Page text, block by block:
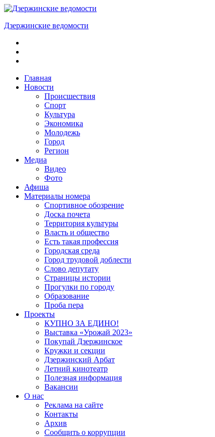
Skip
content
Дзержинские ведомости
ОБЩЕСТВЕННО-
ПОЛИТИЧЕСКАЯ
ГАЗЕТАГлавная
Новости
Происшествия
Спорт
Культура
Экономика
Молодежь
Город
Регион
Медиа
Видео
Фото
Афиша
Материалы номера
Спортивное обозрение
Доска почета
Территория культуры
Власть и общество
Есть такая профессия
Городская среда
Город трудовой доблести
Слово депутату
Страницы истории
Прогулки по городу
Образование
Проба пера
Проекты
КУПНО ЗА ЕДИНО!
Выставка «Урожай 2023»
Покупай Дзержинское
Кружки и секции
Дзержинский Арбат
Летний кинотеатр
Полезная информация
Вакансии
О нас
Реклама на сайте
Контакты
Архив
Сообщить о коррупции